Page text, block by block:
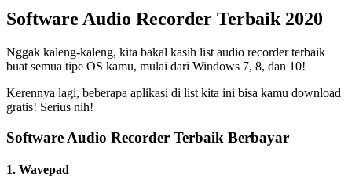
Software Audio Recorder Terbaik 2020
Nggak kaleng-kaleng, kita bakal kasih list audio recorder terbaik
buat semua tipe OS kamu, mulai dari Windows 7, 8, dan 10!
Kerennya lagi, beberapa aplikasi di list kita ini bisa kamu download
gratis! Serius nih!
Software Audio Recorder Terbaik Berbayar
1. Wavepad